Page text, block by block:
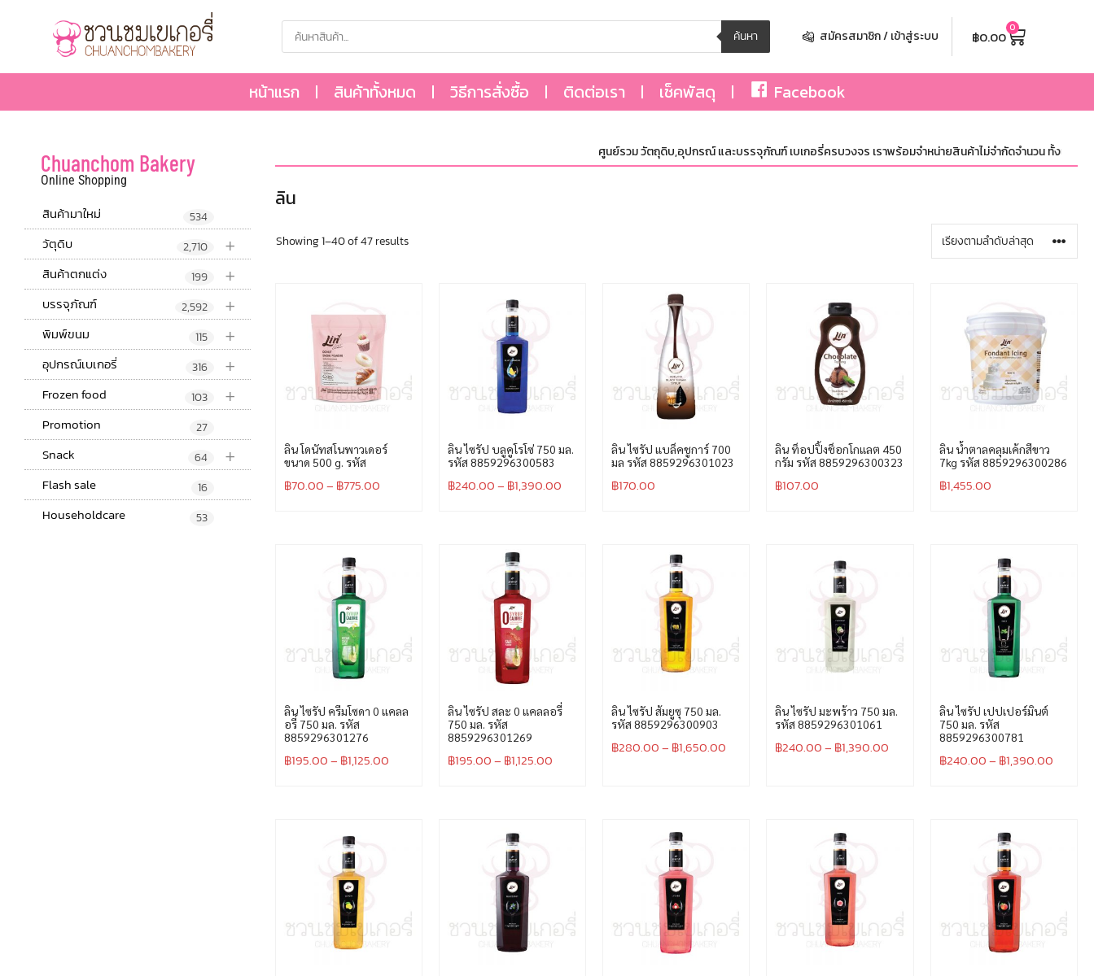
ค้นหา สมัครสมาชิก / เข้าสู่ระบบ ฿0.00 0
หน้าแรก สินค้าทั้งหมด วิธีการสั่งซื้อ ติดต่อเรา เช็คพัสดุ Facebook
Chuanchom Bakery
Online Shopping
สินค้ามาใหม่ 534
+
วัตุดิบ 2,710
+
สินค้าตกแต่ง 199
+
บรรจุภัณฑ์ 2,592
+
พิมพ์ขนม 115
+
อุปกรณ์เบเกอรี่ 316
+
Frozen food 103
Promotion 27
+
Snack 64
Flash sale 16
Householdcare 53
ศูนย์รวม วัตถุดิบ,อุปกรณ์ และบรรจุภัณฑ์ เบเกอรี่ครบวงจร เราพร้อมจำหน่ายสินค้าไม่จำกัดจำนวน ทั้งปลีกและส่ง
ลิน
Showing 1–40 of 47 results
ลิน โดนัทสโนพาวเดอร์
ขนาด 500 g. รหัส
฿70.00– ฿775.00
ลิน ไซรัป บลูคูโรโซ่ 750 มล.
รหัส 8859296300583
฿240.00– ฿1,390.00
ลิน ไซรัป แบล็คชูการ์ 700
มล รหัส 8859296301023
฿170.00
ลิน ท็อปปิ้งช็อกโกแลต 450
กรัม รหัส 8859296300323
฿107.00
ลิน น้ำตาลคลุมเค้กสีขาว
7kg รหัส 8859296300286
฿1,455.00
ลิน ไซรัป ครีมโซดา 0 แคลล
อรี่ 750 มล. รหัส
8859296301276
฿195.00– ฿1,125.00
ลิน ไซรัป สละ 0 แคลลอรี่
750 มล. รหัส
8859296301269
฿195.00– ฿1,125.00
ลิน ไซรัป ส้มยูซุ 750 มล.
รหัส 8859296300903
฿280.00– ฿1,650.00
ลิน ไซรัป มะพร้าว 750 มล.
รหัส 8859296301061
฿240.00– ฿1,390.00
ลิน ไซรัป เปปเปอร์มินต์
750 มล. รหัส
8859296300781
฿240.00– ฿1,390.00